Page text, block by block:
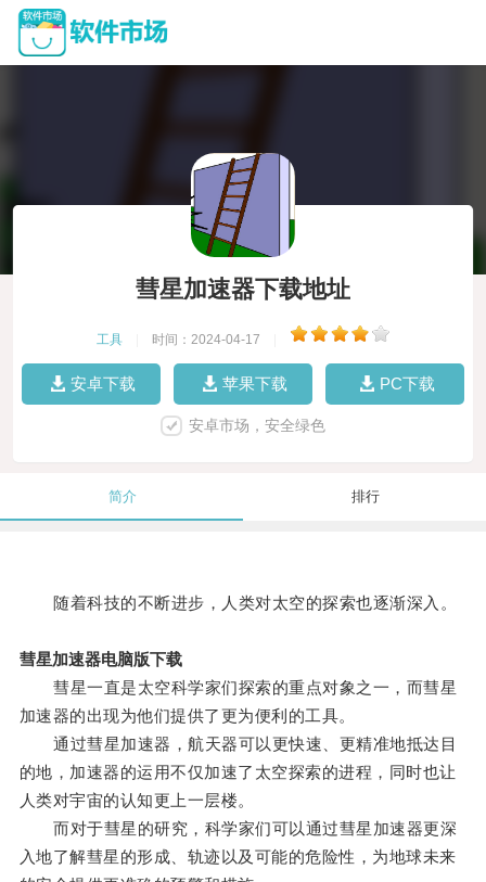
彗星加速器下载地址
工具 时间：2024-04-17
安卓下载 苹果下载 PC下载
安卓市场，安全绿色
简介 排行
随着科技的不断进步，人类对太空的探索也逐渐深入。
彗星加速器电脑版下载
彗星一直是太空科学家们探索的重点对象之一，而彗星
加速器的出现为他们提供了更为便利的工具。
通过彗星加速器，航天器可以更快速、更精准地抵达目
的地，加速器的运用不仅加速了太空探索的进程，同时也让
人类对宇宙的认知更上一层楼。
而对于彗星的研究，科学家们可以通过彗星加速器更深
入地了解彗星的形成、轨迹以及可能的危险性，为地球未来